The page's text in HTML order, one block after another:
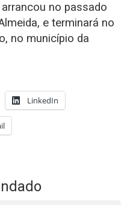
arrancou no passado
e terminará no
no município da
LinkedIn